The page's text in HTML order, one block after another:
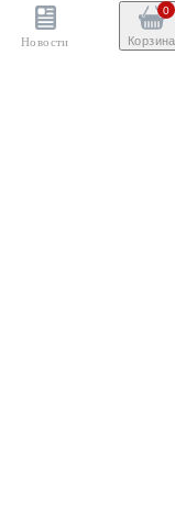
Новости
0
Корзина